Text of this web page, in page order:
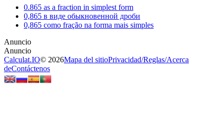
0.865 as a fraction in simplest form
0,865 в виде обыкновенной дроби
0,865 como fração na forma mais simples
Calculat.IO© 2026Mapa del sitioPrivacidad/Reglas/Acerca
deContáctenos